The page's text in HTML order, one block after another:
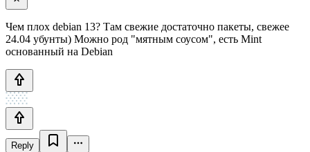
Чем плох debian 13? Там свежие достаточно пакеты, свежее
24.04 убунты) Можно род "мятным соусом", есть Mint
основанный на Debian
Reply